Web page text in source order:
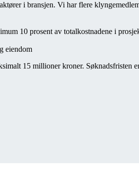
i bransjen. Vi har flere
10 prosent av totalkostnadene i
eiendom
15 millioner kroner. Søknadsfristen